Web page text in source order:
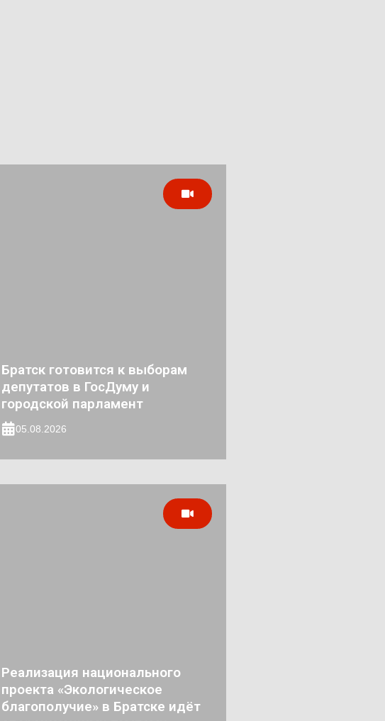
Братск готовится к выборам
депутатов в ГосДуму и
городской парламент
05.08.2026
Реализация национального
проекта «Экологическое
благополучие» в Братске идёт